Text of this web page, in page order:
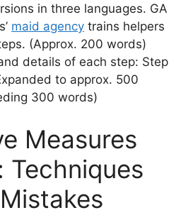
in three languages. GA
maid agency trains helpers
(Approx. 200 words)
details of each step: Step
to approx. 500
300 words)
Measures
Techniques